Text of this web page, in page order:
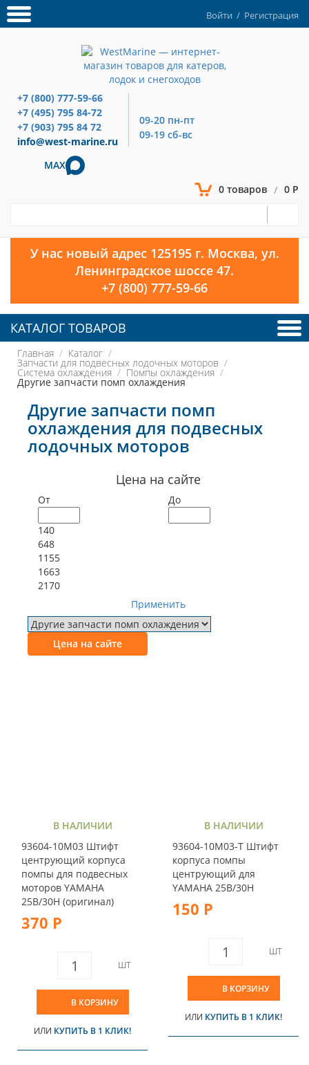
Войти / Регистрация
+7 (800) 777-59-66
+7 (495) 795 84-72
+7 (903) 795 84 72
info@west-marine.ru
09-20 пн-пт
09-19 сб-вс
MAX
0 товаров / 0 Р
У нас новый адрес 125195 г. Москва, ул.
Ленинградское шоссе 47.
+7 (800) 777-59-66
КАТАЛОГ ТОВАРОВ
Главная Каталог
Запчасти для подвесных лодочных моторов
Система охлаждения Помпы охлаждения
Другие запчасти помп охлаждения
Другие запчасти помп
охлаждения для подвесных
лодочных моторов
Цена на сайте
От До
140
648
1155
1663
2170
Применить
Цена на сайте
В НАЛИЧИИ
93604-10M03 Штифт
центрующий корпуса
помпы для подвесных
моторов YAMAHA
25B/30H (оригинал)
370 Р
ШТ
В КОРЗИНУ
ИЛИ КУПИТЬ В 1 КЛИК!
В НАЛИЧИИ
93604-10M03-T Штифт
корпуса помпы
центрующий для
YAMAHA 25B/30H
150 Р
ШТ
В КОРЗИНУ
ИЛИ КУПИТЬ В 1 КЛИК!